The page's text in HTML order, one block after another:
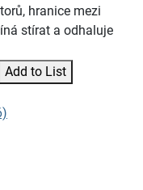
hranice mezi
stírat a odhaluje
Add to List